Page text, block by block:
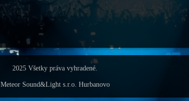
2025 Všetky práva vyhradené.
Meteor Sound&Light s.r.o. Hurbanovo